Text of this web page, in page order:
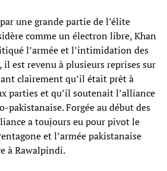
une grande partie de l’élite
comme un électron libre, Khan
l’armée et l’intimidation des
est revenu à plusieurs reprises sur
clairement qu’il était prêt à
parties et qu’il soutenait l’alliance
pakistanaise. Forgée au début des
a toujours eu pour pivot le
et l’armée pakistanaise
à Rawalpindi.